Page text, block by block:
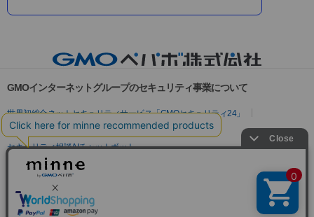
GMOインターネットグループのセキュリティ事業について
世界初総合ネットセキュリティサービス「GMOセキュリティ24」
パスワード漏洩診断
Webサイトリスク診断
セキュリティ相談AIチャットボット
実在証明・盗聴対策
サイバー攻撃対策（GMO Flatt Security）